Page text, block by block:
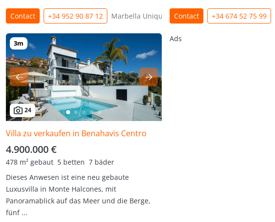
Contact +34 952 90 87 12 Marbella Unique Contact +34 674 52 75 99
24
Villa zu verkaufen in Benahavis Centro
4.900.000 €
478 m² gebaut 5 betten 7 bäder
Dieses Anwesen ist eine neu gebaute
Luxusvilla in Monte Halcones, mit
Panoramablick auf das Meer und die Berge,
fünf ...
Ads